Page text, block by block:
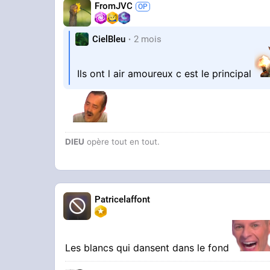
FromJVC
CielBleu 2 mois
Ils ont l air amoureux c est le principal
DIEU opère tout en tout.
Patricelaffont
Les blancs qui dansent dans le fond